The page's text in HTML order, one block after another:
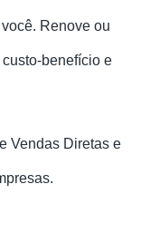
Renove ou
benefício e
Vendas Diretas e